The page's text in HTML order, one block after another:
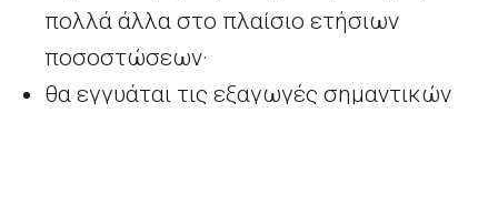
πολλά άλλα στο πλαίσιο ετήσιων
ποσοστώσεων·
θα εγγυάται τις εξαγωγές σημαντικών